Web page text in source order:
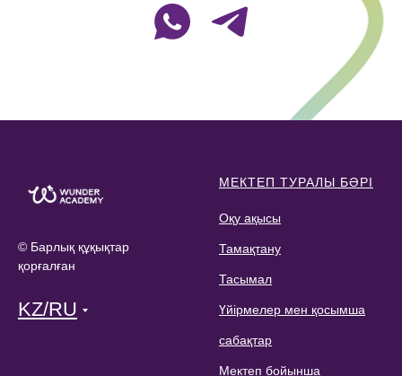
© Барлық құқықтар
қорғалған
KZ/RU
МЕКТЕП ТУРАЛЫ БӘРІ
Оқу ақысы
Тамақтану
Тасымал
Үйірмелер мен қосымша
сабақтар
Мектеп бойынша